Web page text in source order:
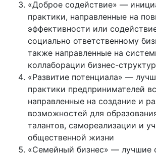
«Доброе содействие» —
практики, направленные на
эффективности или
социально ответственному
также направленные на
коллаборации бизнес-
«Развитие потенциала» —
практики предпринимателей
направленные на создание и
возможностей для
талантов, самореализации и
общественной жизни
«Семейный бизнес» — лучшие